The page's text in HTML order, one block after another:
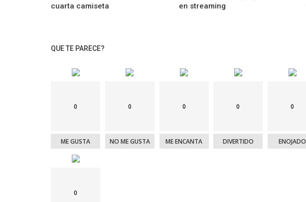
cuarta camiseta
en streaming
QUE TE PARECE?
0
ME GUSTA
0
NO ME GUSTA
0
ME ENCANTA
0
DIVERTIDO
0
ENOJADO
0